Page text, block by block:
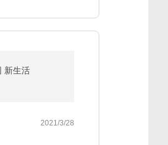
新生活
2021/3/28